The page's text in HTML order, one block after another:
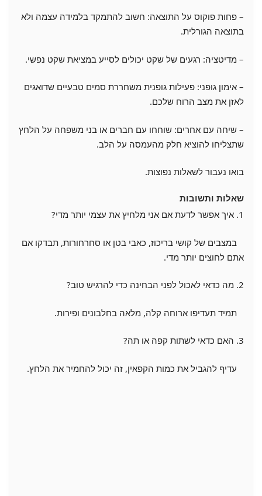
– פחות פוקוס על התוצאה: חשוב להתמקד בלמידה עצמה ולא
בתוצאה הגורלית.
– מדיטציה: רגעים של שקט יכולים לסייע במציאת שקט נפשי.
– אימון גופני: פעילות גופנית משחררת סמים טבעיים שדואגים
לאזן את מצב הרוח שלכם.
– שיחה עם אחרים: שוחחו עם חברים או בני משפחה על הלחץ
שתצליחו להוציא חלק מהעמסה על הלב.
בואו נעבור לשאלות נפוצות.
שאלות ותשובות
1. איך אפשר לדעת אם אני מלחיץ את עצמי יותר מדי?
במצבים של קושי בריכוז, כאבי בטן או סחרחורות, תבדקו אם
אתם לחוצים יותר מדי.
2. מה כדאי לאכול לפני הבחינה כדי להרגיש טוב?
תמיד תעדיפו ארוחה קלה, מלאה בחלבונים ופירות.
3. האם כדאי לשתות קפה או תה?
עדיף להגביל את כמות הקפאין, זה יכול להחמיר את הלחץ.